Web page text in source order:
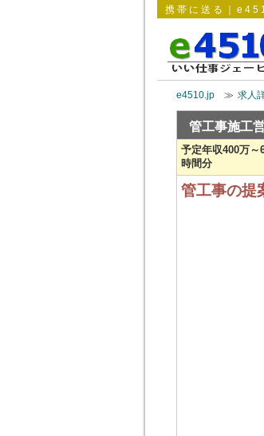
携帯に送る｜
e4510.jp≫ 求人
管工事施工
予定年収400万～
時間分
管工事の提